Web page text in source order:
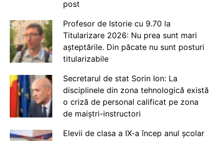
post
Profesor de Istorie cu 9.70 la
Titularizare 2026: Nu prea sunt mari
așteptările. Din păcate nu sunt posturi
titularizabile
Secretarul de stat Sorin Ion: La
disciplinele din zona tehnologică există
o criză de personal calificat pe zona
de maiștri-instructori
Elevii de clasa a IX-a încep anul școlar